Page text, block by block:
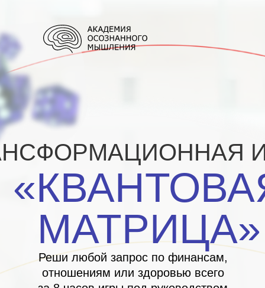
МАТРИЦА»
Реши любой запрос по финансам,
отношениям или здоровью всего